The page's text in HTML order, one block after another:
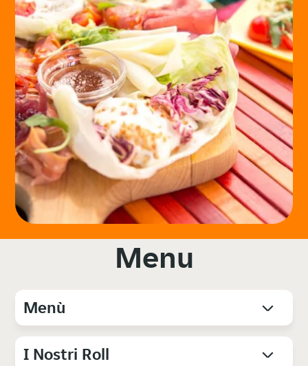
Menu
Menù
I Nostri Roll